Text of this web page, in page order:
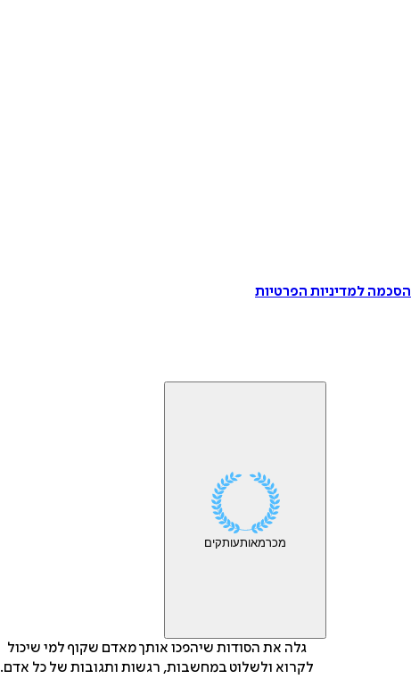
הסכמה למדיניות הפרטיות
מכרמאותעותקים
גלה את הסודות שיהפכו אותך מאדם שקוף למי שיכול
לקרוא ולשלוט במחשבות, רגשות ותגובות של כל אדם.